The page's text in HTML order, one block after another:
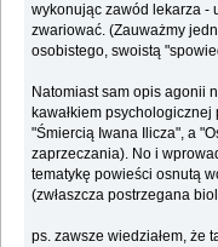
wykonując zawód lekarza -
zwariować. (Zauważmy
osobistego, swoistą
Natomiast sam opis agonii
kawałkiem
"Śmiercią Iwana Ilicza", a
zaprzeczania). No i
tematykę powieści osnutą
(zwłaszcza postrzegana
ps. zawsze wiedziałem, że